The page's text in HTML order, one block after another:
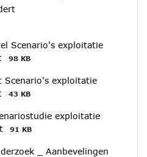
Scenario's exploitatie
98 KB
Scenario's exploitatie
43 KB
exploitatie
91 KB
_ Aanbevelingen